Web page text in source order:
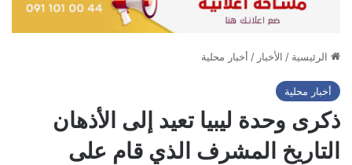
الرئيسية / الأخبار / أخبار محلية
أخبار محلية
ذكرى وحدة ليبيا تعيد إلى الأذهان
التاريخ المشرف الذي قام على